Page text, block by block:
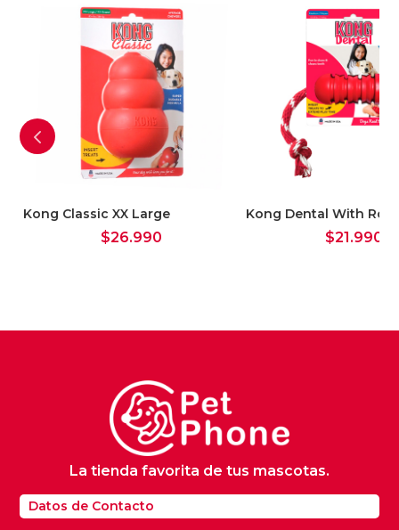
Kong Classic XX Large
$26.990
Kong Dental With
$21.990
Datos de Contacto
La tienda favorita de tus mascotas.